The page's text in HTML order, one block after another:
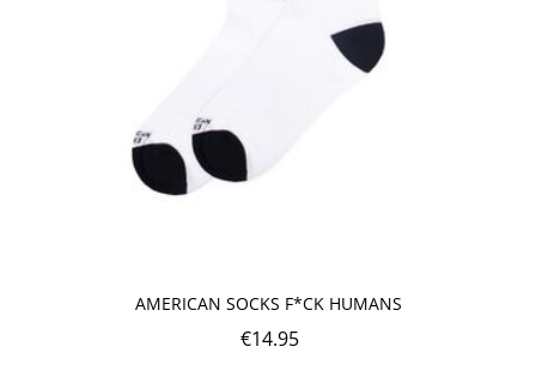
AMERICAN SOCKS F*CK HUMANS
€14.95